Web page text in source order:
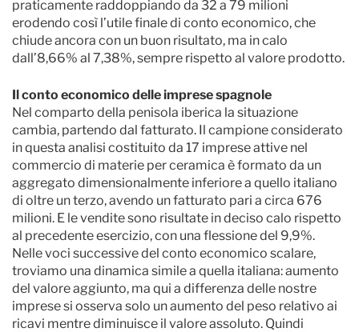
praticamente raddoppiando da 32 a 79 milioni
erodendo così l’utile finale di conto economico, che
chiude ancora con un buon risultato, ma in calo
dall’8,66% al 7,38%, sempre rispetto al valore prodotto.
Il conto economico delle imprese spagnole
Nel comparto della penisola iberica la situazione
cambia, partendo dal fatturato. Il campione considerato
in questa analisi costituito da 17 imprese attive nel
commercio di materie per ceramica è formato da un
aggregato dimensionalmente inferiore a quello italiano
di oltre un terzo, avendo un fatturato pari a circa 676
milioni. E le vendite sono risultate in deciso calo rispetto
al precedente esercizio, con una flessione del 9,9%.
Nelle voci successive del conto economico scalare,
troviamo una dinamica simile a quella italiana: aumento
del valore aggiunto, ma qui a differenza delle nostre
imprese si osserva solo un aumento del peso relativo ai
ricavi mentre diminuisce il valore assoluto. Quindi